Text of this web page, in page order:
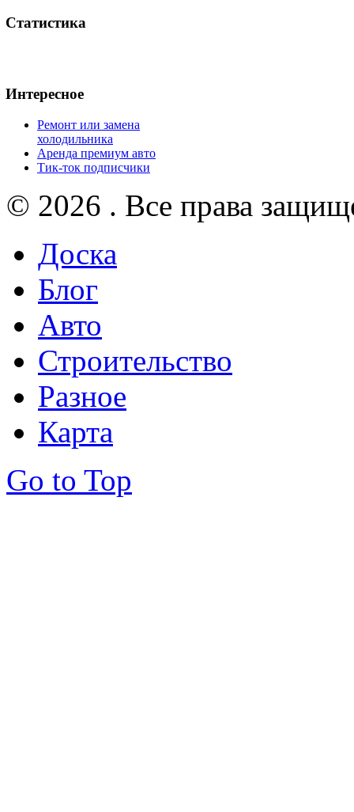
Статистика
Интересное
Ремонт или замена
холодильника
Аренда премиум авто
Тик-ток подписчики
© 2026 . Все права
Доска
Блог
Авто
Строительство
Разное
Карта
Go to Top